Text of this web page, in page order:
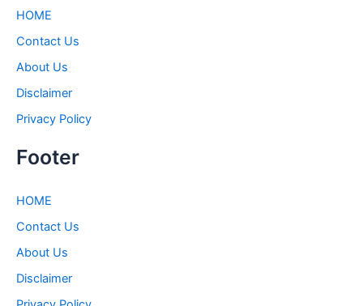
HOME
Contact Us
About Us
Disclaimer
Privacy Policy
Footer
HOME
Contact Us
About Us
Disclaimer